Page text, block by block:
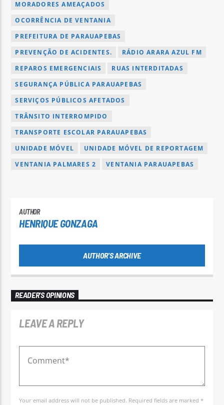
MORADORES AMEAÇADOS
OCORRÊNCIA DE VENTANIA
PREFEITURA DE PARAUAPEBAS
PREVENÇÃO DE ACIDENTES.
RÁDIO ARARA AZUL FM
REPAROS EMERGENCIAIS
RUAS INTERDITADAS
SEGURANÇA PÚBLICA PARAUAPEBAS
SERVIÇOS PÚBLICOS AFETADOS
TRÂNSITO INTERROMPIDO
TRANSPORTE ESCOLAR PARAUAPEBAS
UNIDADE MÓVEL
UNIDADE MÓVEL DE REPORTAGEM
VENTANIA PALMARES 2
VENTANIA PARAUAPEBAS
AUTHOR
HENRIQUE GONZAGA
AUTHOR'S ARCHIVE
READER'S OPINIONS
LEAVE A REPLY
Your email address will not be published. Required fields are marked *